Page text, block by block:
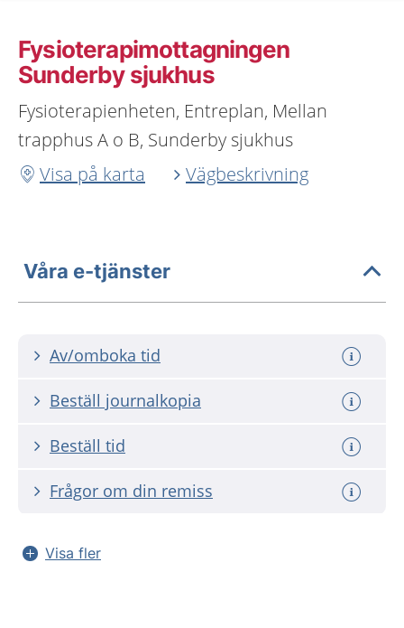
Fysioterapimottagningen
Sunderby sjukhus
Fysioterapienheten, Entreplan, Mellan
trapphus A o B, Sunderby sjukhus
Visa på karta
Vägbeskrivning
Våra e-tjänster
Av/omboka tid
Beställ journalkopia
Beställ tid
Frågor om din remiss
Visa fler